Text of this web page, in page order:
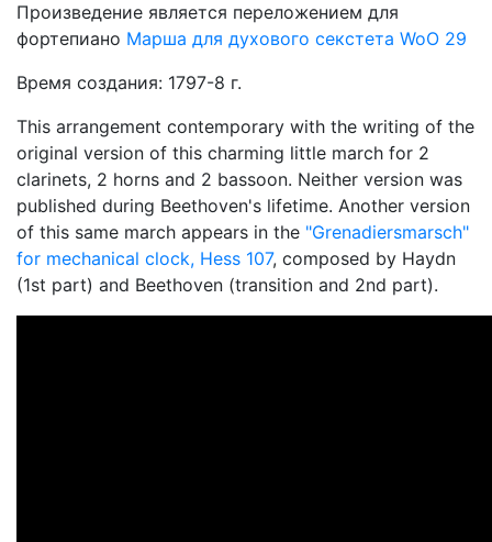
Произведение является переложением для
фортепиано Марша для духового секстета WoO 29
Время создания: 1797-8 г.
This arrangement contemporary with the writing of the
original version of this charming little march for 2
clarinets, 2 horns and 2 bassoon. Neither version was
published during Beethoven's lifetime. Another version
of this same march appears in the "Grenadiersmarsch"
for mechanical clock, Hess 107, composed by Haydn
(1st part) and Beethoven (transition and 2nd part).